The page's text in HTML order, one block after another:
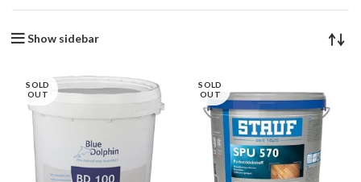
Show sidebar
SOLD
OUT
SOLD
OUT